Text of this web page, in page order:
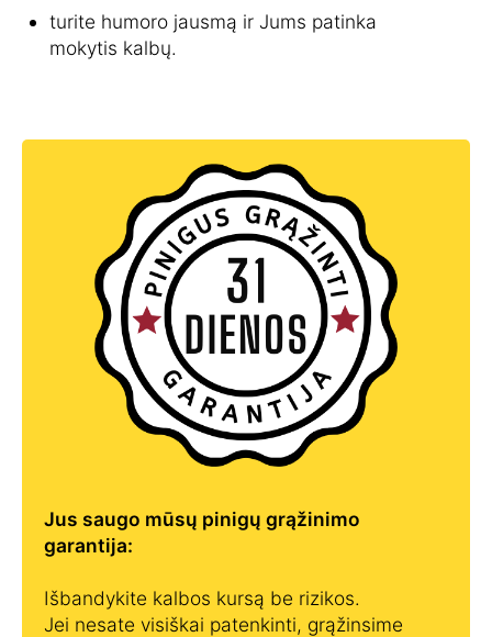
turite humoro jausmą ir Jums patinka
mokytis kalbų.
Jus saugo mūsų pinigų grąžinimo
garantija:
Išbandykite kalbos kursą be rizikos.
Jei nesate visiškai patenkinti, grąžinsime